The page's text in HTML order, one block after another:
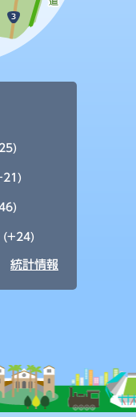
(+24)
統計情報